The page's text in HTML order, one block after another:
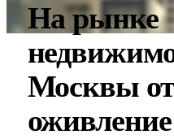
На рынке
Москвы
оживление